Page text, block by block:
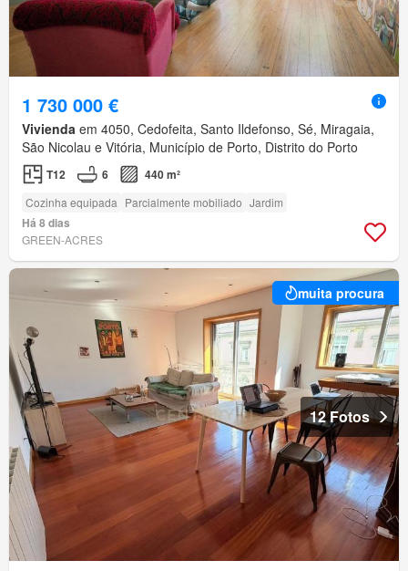
1 730 000 €
Vivienda em 4050, Cedofeita, Santo Ildefonso, Sé, Miragaia,
São Nicolau e Vitória, Município de Porto, Distrito do Porto
T12 6 440 m²
Cozinha equipada Parcialmente mobiliado Jardim
Há 8 dias
GREEN-ACRES
muita procura
12 Fotos